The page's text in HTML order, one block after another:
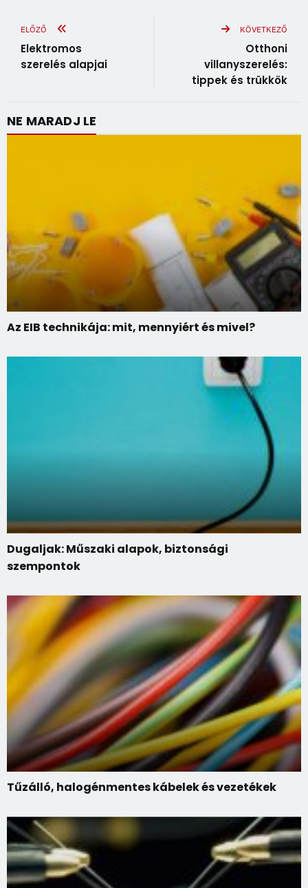
ELŐZŐ
Elektromos
szerelés alapjai
KÖVETKEZŐ
Otthoni
villanyszerelés:
tippek és trükkök
NE MARADJ LE
Az EIB technikája: mit, mennyiért és mivel?
Dugaljak: Műszaki alapok, biztonsági
szempontok
Tűzálló, halogénmentes kábelek és vezetékek